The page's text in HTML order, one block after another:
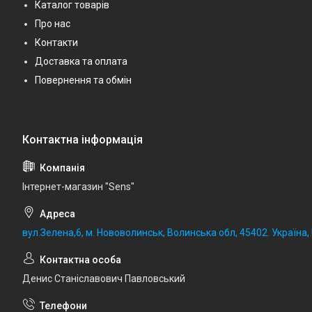
Каталог товарів
Про нас
Контакти
Доставка та оплата
Повернення та обмін
Iнтернет-магазин "Sens"
вул.Зелена,6, м. Нововолинськ, Волинська обл, 45402.
Денис Станіславович Павловський